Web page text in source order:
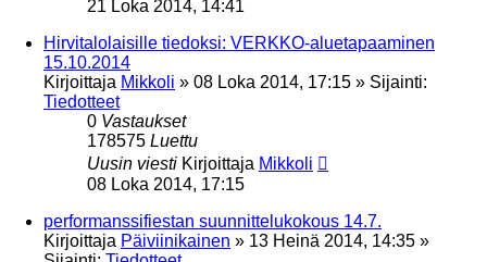
21 Loka 2014, 14:41
Hirvitalolaisille tiedoksi: VERKKO-aluetapaaminen
15.10.2014
Kirjoittaja Mikkoli » 08 Loka 2014, 17:15 » Sijainti:
Tiedotteet
0 Vastaukset
178575 Luettu
Uusin viesti Kirjoittaja Mikkoli
08 Loka 2014, 17:15
performanssifiestan suunnittelukokous 14.7.
Kirjoittaja Päiviinikainen » 13 Heinä 2014, 14:35 »